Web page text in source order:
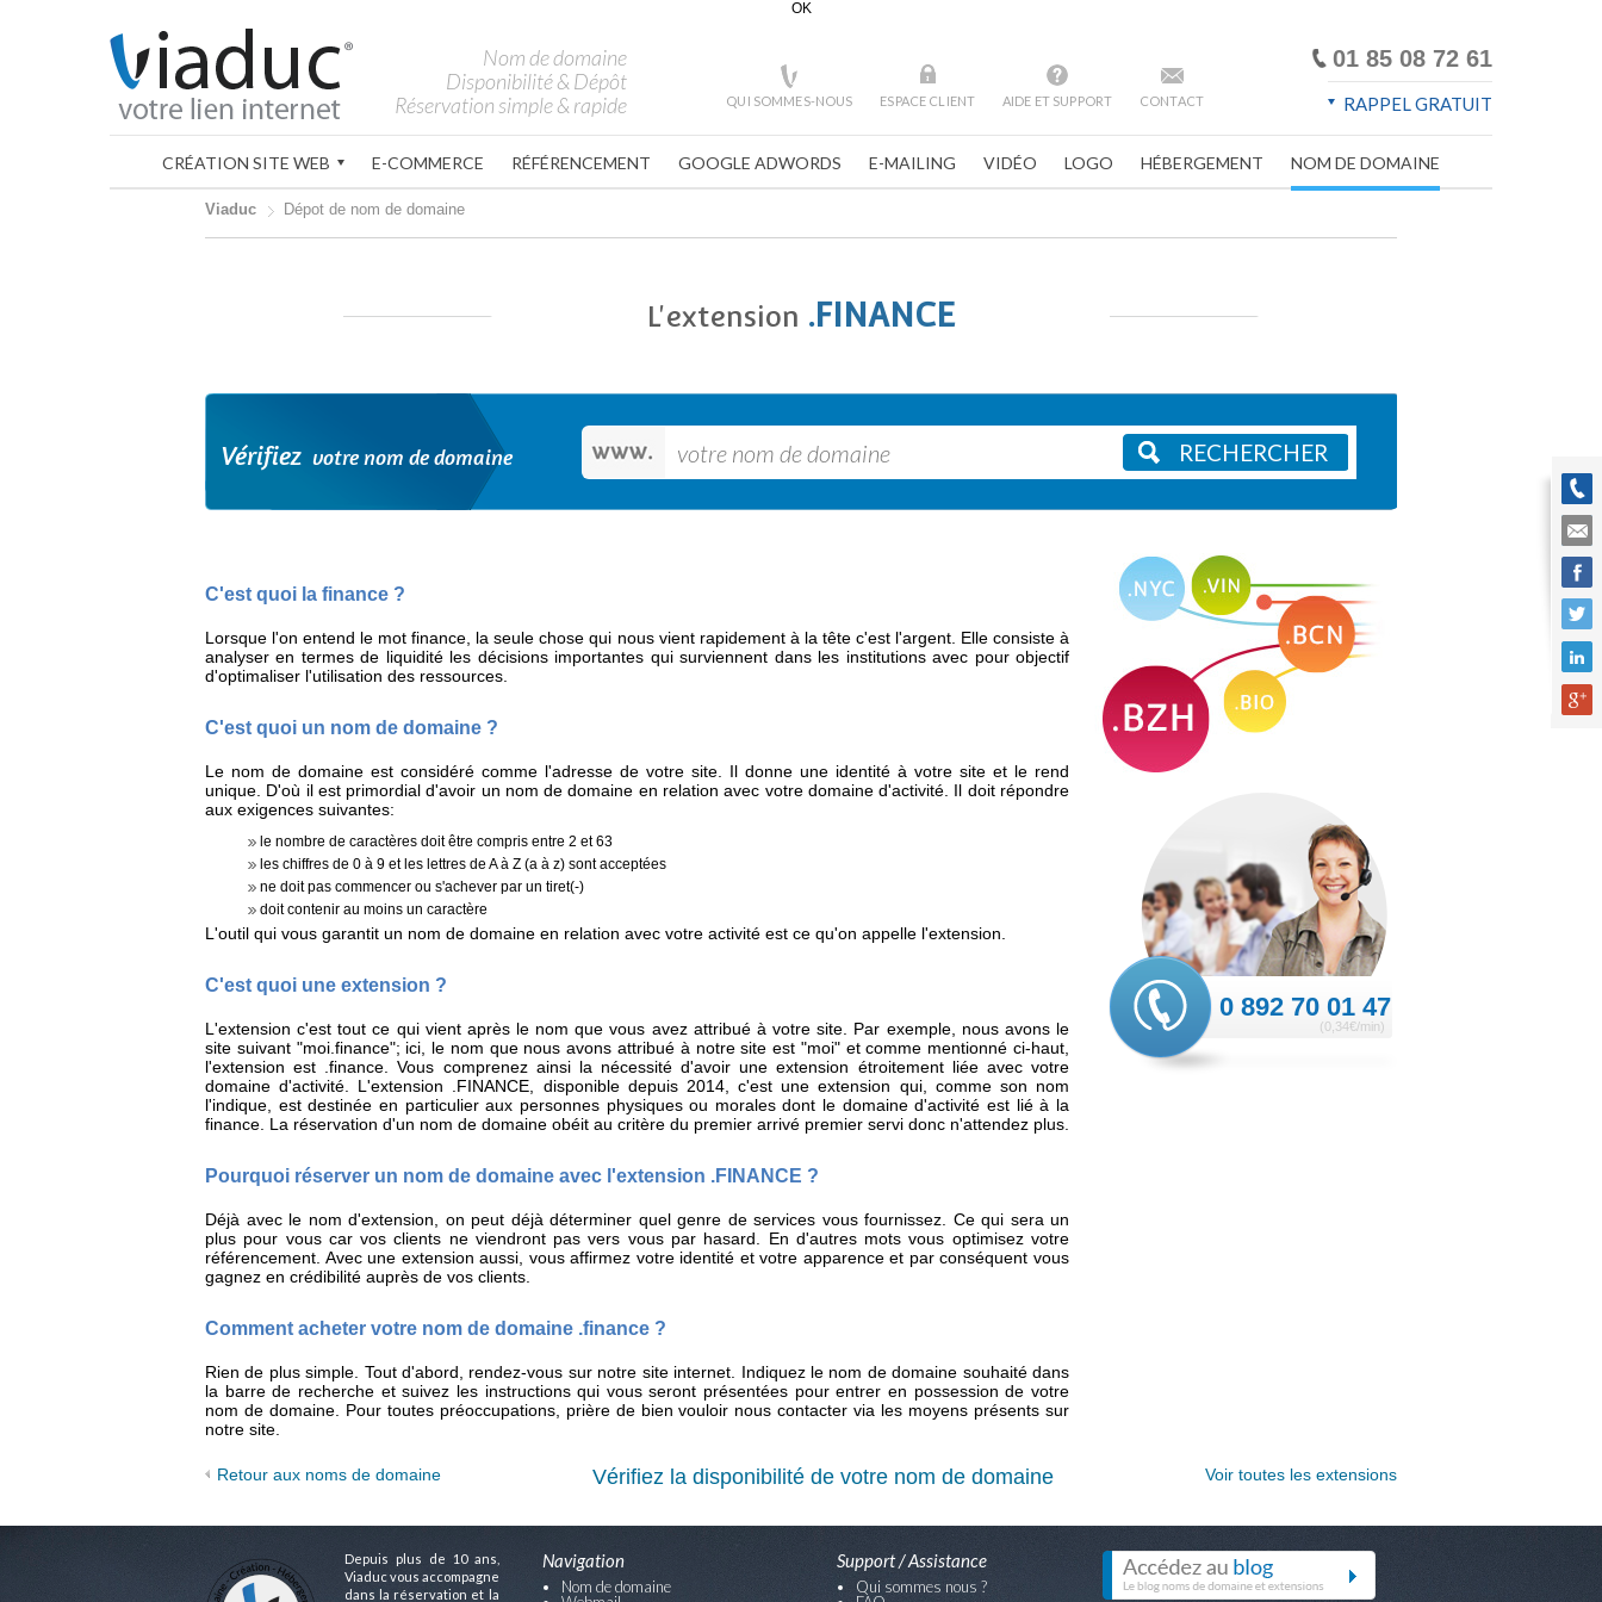
OK
Nom de domaine
Disponibilité & Dépôt
Réservation simple & rapide
QUI SOMMES-NOUS ESPACE CLIENT AIDE ET SUPPORT CONTACT
01 85 08 72 61
RAPPEL GRATUIT
CRÉATION SITE WEB E-COMMERCE RÉFÉRENCEMENT GOOGLE ADWORDS E-MAILING VIDÉO LOGO HÉBERGEMENT NOM DE DOMAINE
Viaduc Dépot de nom de domaine
L'extension .FINANCE
Vérifiez votre nom de domaine
C'est quoi la finance ?
Lorsque l'on entend le mot finance, la seule chose qui nous vient rapidement à la tête c'est l'argent. Elle consiste à
analyser en termes de liquidité les décisions importantes qui surviennent dans les institutions avec pour objectif
d'optimaliser l'utilisation des ressources.
C'est quoi un nom de domaine ?
Le nom de domaine est considéré comme l'adresse de votre site. Il donne une identité à votre site et le rend
unique. D'où il est primordial d'avoir un nom de domaine en relation avec votre domaine d'activité. Il doit répondre
aux exigences suivantes:
le nombre de caractères doit être compris entre 2 et 63
les chiffres de 0 à 9 et les lettres de A à Z (a à z) sont acceptées
ne doit pas commencer ou s'achever par un tiret(-)
doit contenir au moins un caractère
L'outil qui vous garantit un nom de domaine en relation avec votre activité est ce qu'on appelle l'extension.
C'est quoi une extension ?
L'extension c'est tout ce qui vient après le nom que vous avez attribué à votre site. Par exemple, nous avons le
site suivant "moi.finance"; ici, le nom que nous avons attribué à notre site est "moi" et comme mentionné ci-haut,
l'extension est .finance. Vous comprenez ainsi la nécessité d'avoir une extension étroitement liée avec votre
domaine d'activité. L'extension .FINANCE, disponible depuis 2014, c'est une extension qui, comme son nom
l'indique, est destinée en particulier aux personnes physiques ou morales dont le domaine d'activité est lié à la
finance. La réservation d'un nom de domaine obéit au critère du premier arrivé premier servi donc n'attendez plus.
Pourquoi réserver un nom de domaine avec l'extension .FINANCE ?
Déjà avec le nom d'extension, on peut déjà déterminer quel genre de services vous fournissez. Ce qui sera un
plus pour vous car vos clients ne viendront pas vers vous par hasard. En d'autres mots vous optimisez votre
référencement. Avec une extension aussi, vous affirmez votre identité et votre apparence et par conséquent vous
gagnez en crédibilité auprès de vos clients.
Comment acheter votre nom de domaine .finance ?
Rien de plus simple. Tout d'abord, rendez-vous sur notre site internet. Indiquez le nom de domaine souhaité dans
la barre de recherche et suivez les instructions qui vous seront présentées pour entrer en possession de votre
nom de domaine. Pour toutes préoccupations, prière de bien vouloir nous contacter via les moyens présents sur
notre site.
0 892 70 01 47
(0,34€/min)
Voir toutes les extensions
Vérifiez la disponibilité de votre nom de domaine
Retour aux noms de domaine
Depuis plus de 10 ans,
Viaduc vous accompagne
dans la réservation et la
Navigation
Nom de domaine
Support / Assistance
Qui sommes nous ?